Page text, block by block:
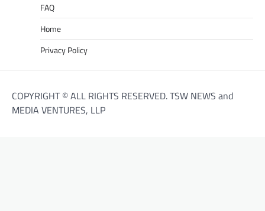
FAQ
Home
Privacy Policy
COPYRIGHT © ALL RIGHTS RESERVED. TSW NEWS and
MEDIA VENTURES, LLP